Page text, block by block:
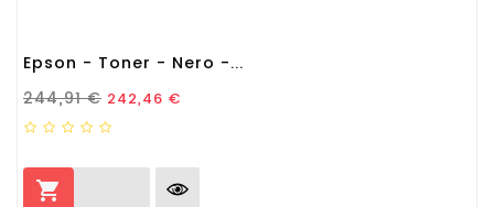
Epson - Toner - Nero -...
Prezzo Standard
244,91 € Prezzo
242,46 €
